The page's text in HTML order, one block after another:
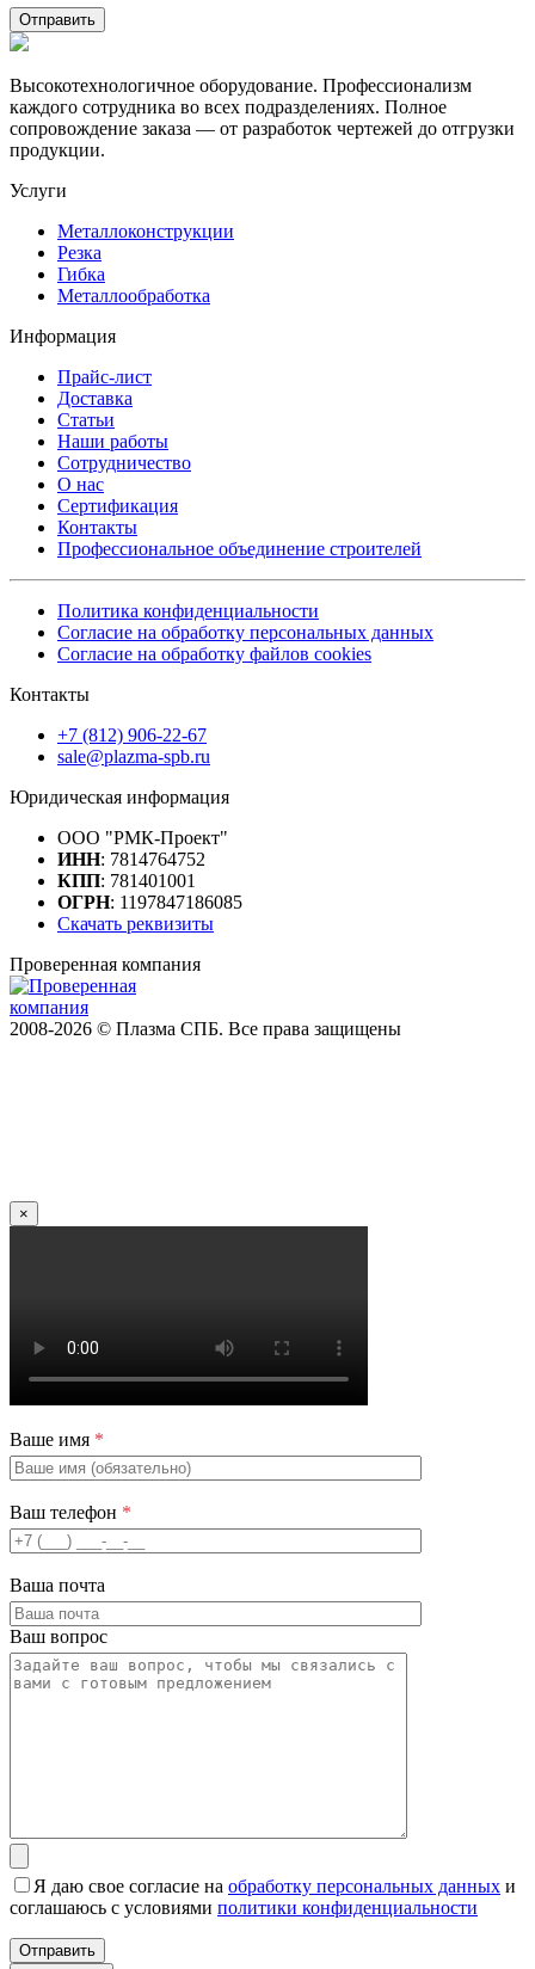
Высокотехнологичное оборудование. Профессионализм
каждого сотрудника во всех подразделениях. Полное
сопровождение заказа — от разработок чертежей до отгрузки
продукции.
Услуги
Металлоконструкции
Резка
Гибка
Металлообработка
Информация
Прайс-лист
Доставка
Статьи
Наши работы
Сотрудничество
О нас
Сертификация
Контакты
Профессиональное объединение строителей
Политика конфиденциальности
Согласие на обработку персональных данных
Согласие на обработку файлов cookies
Контакты
+7 (812) 906-22-67
sale@plazma-spb.ru
Юридическая информация
ООО "РМК-Проект"
ИНН: 7814764752
КПП: 781401001
ОГРН: 1197847186085
Скачать реквизиты
Проверенная компания
2008-2026 © Плазма СПБ. Все права защищены
×
Ваше имя *
Ваш телефон *
Ваша почта
Ваш вопрос
Я даю свое согласие на обработку персональных данных и
соглашаюсь с условиями политики конфиденциальности